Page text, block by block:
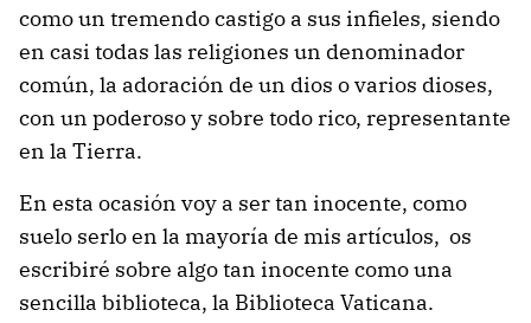
como un tremendo castigo a sus infieles, siendo
en casi todas las religiones un denominador
común, la adoración de un dios o varios dioses,
con un poderoso y sobre todo rico, representante
en la Tierra.
En esta ocasión voy a ser tan inocente, como
suelo serlo en la mayoría de mis artículos, os
escribiré sobre algo tan inocente como una
sencilla biblioteca, la Biblioteca Vaticana.